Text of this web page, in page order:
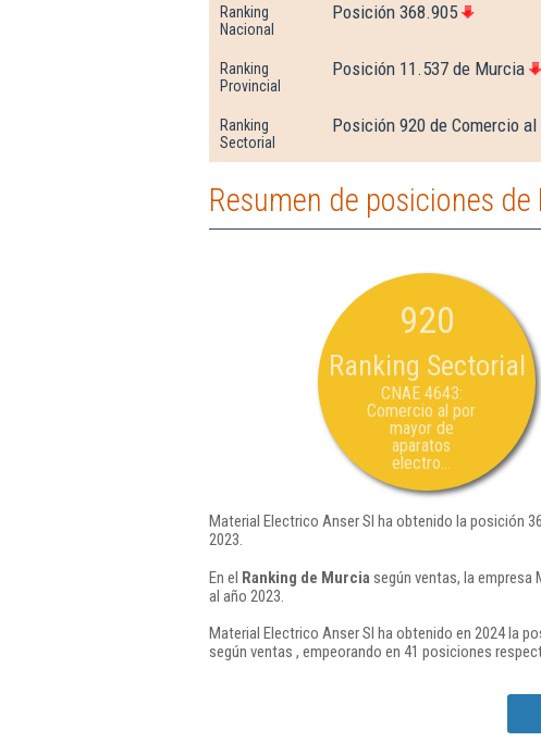
Ranking
Nacional
Posición 368.905
Ranking
Provincial
Posición 11.537 de Murcia
Ranking
Sectorial
Posición 920 de Comercio
Resumen de posiciones
920
Ranking Sectorial
CNAE 4643:
Comercio al por
mayor de
aparatos
electro...
Material Electrico Anser Sl ha obtenido la posición
2023.
En el Ranking de Murcia según ventas, la empresa
al año 2023.
Material Electrico Anser Sl ha obtenido en 2024 la
según ventas , empeorando en 41 posiciones